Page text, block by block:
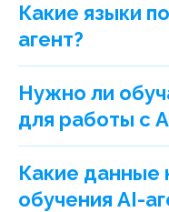
Какие языки
агент?
Нужно ли
для работы с
Какие данные
обучения AI-